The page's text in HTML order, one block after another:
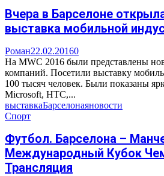
Вчера в Барселоне
выставка мобильной
Роман22.02.20160
На MWC 2016 были представлены
компаний. Посетили выставку
100 тысяч человек. Были показаны
Microsoft, HTC,...
выставкаБарселонаяновости
Спорт
Футбол. Барселона –
Международный Кубок
Трансляция